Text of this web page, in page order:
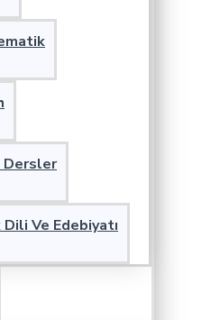
Dersler
Dili Ve Edebiyatı